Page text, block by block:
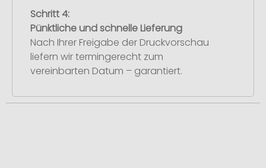
Schritt 4:
Pünktliche und schnelle Lieferung
Nach Ihrer Freigabe der Druckvorschau
liefern wir termingerecht zum
vereinbarten Datum – garantiert.